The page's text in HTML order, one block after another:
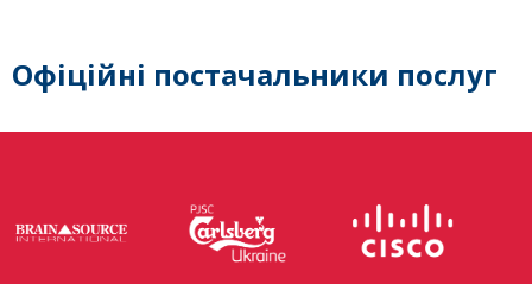
Офіційні постачальники послуг